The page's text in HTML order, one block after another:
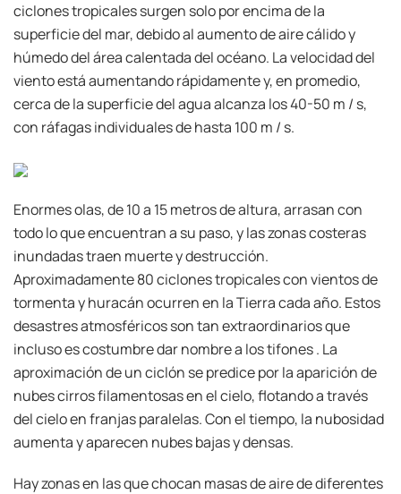
ciclones tropicales surgen solo por encima de la
superficie del mar, debido al aumento de aire cálido y
húmedo del área calentada del océano. La velocidad del
viento está aumentando rápidamente y, en promedio,
cerca de la superficie del agua alcanza los 40-50 m / s,
con ráfagas individuales de hasta 100 m / s.
Enormes olas, de 10 a 15 metros de altura, arrasan con
todo lo que encuentran a su paso, y las zonas costeras
inundadas traen muerte y destrucción.
Aproximadamente 80 ciclones tropicales con vientos de
tormenta y huracán ocurren en la Tierra cada año. Estos
desastres atmosféricos son tan extraordinarios que
incluso es costumbre dar nombre a los tifones . La
aproximación de un ciclón se predice por la aparición de
nubes cirros filamentosas en el cielo, flotando a través
del cielo en franjas paralelas. Con el tiempo, la nubosidad
aumenta y aparecen nubes bajas y densas.
Hay zonas en las que chocan masas de aire de diferentes